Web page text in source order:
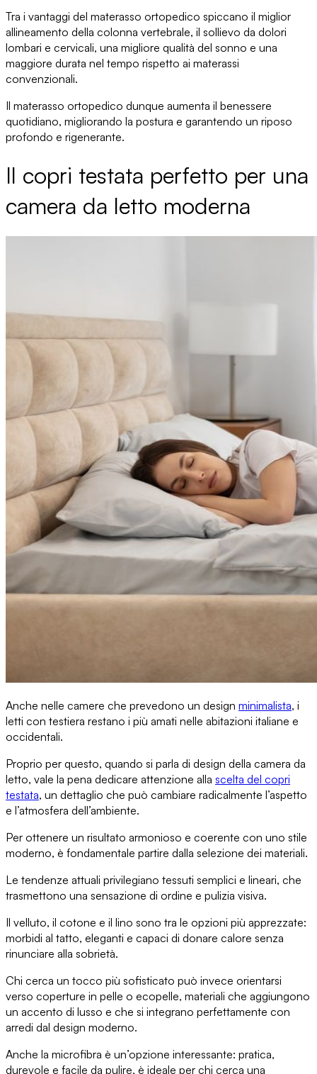
Tra i vantaggi del materasso ortopedico spiccano il miglior
allineamento della colonna vertebrale, il sollievo da dolori
lombari e cervicali, una migliore qualità del sonno e una
maggiore durata nel tempo rispetto ai materassi
convenzionali.
Il materasso ortopedico dunque aumenta il benessere
quotidiano, migliorando la postura e garantendo un riposo
profondo e rigenerante.
Il copri testata perfetto per una
camera da letto moderna
Anche nelle camere che prevedono un design minimalista, i
letti con testiera restano i più amati nelle abitazioni italiane e
occidentali.
Proprio per questo, quando si parla di design della camera da
letto, vale la pena dedicare attenzione alla scelta del copri
testata, un dettaglio che può cambiare radicalmente l’aspetto
e l’atmosfera dell’ambiente.
Per ottenere un risultato armonioso e coerente con uno stile
moderno, è fondamentale partire dalla selezione dei materiali.
Le tendenze attuali privilegiano tessuti semplici e lineari, che
trasmettono una sensazione di ordine e pulizia visiva.
Il velluto, il cotone e il lino sono tra le opzioni più apprezzate:
morbidi al tatto, eleganti e capaci di donare calore senza
rinunciare alla sobrietà.
Chi cerca un tocco più sofisticato può invece orientarsi
verso coperture in pelle o ecopelle, materiali che aggiungono
un accento di lusso e che si integrano perfettamente con
arredi dal design moderno.
Anche la microfibra è un’opzione interessante: pratica,
durevole e facile da pulire, è ideale per chi cerca una